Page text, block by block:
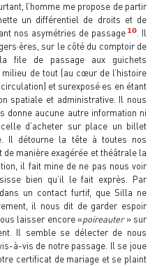
l’homme me propose de partir
un différentiel de droits et de
nos asymétries de passage 10
. Il
sur le côté du comptoir de
file de passage aux guichets
de tout (au cœur de l’histoire
et surexposé·es en étant
spatiale et administrative. Il nous
donne aucune autre information ni
d’acheter sur place un billet
Il détourne la tête à toutes nos
manière exagérée et théâtrale la
il fait mine de ne pas nous voir
bien qu’il le fait exprès. Par
un contact furtif, que Silla ne
il nous dit de garder espoir
laisser encore «poireauter» sur
Il semble se délecter de nous
à-vis de notre passage. Il se joue
certificat de mariage et se plaint